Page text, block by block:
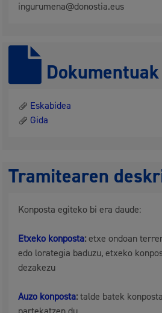
ingurumena@donostia.eus
Dokumentuak
Eskabidea
Gida
Tramitearen
Konposta egiteko bi era daude:
Etxeko konposta: etxe ondoan
edo lorategia baduzu, etxeko
dezakezu
Auzo konposta: talde batek